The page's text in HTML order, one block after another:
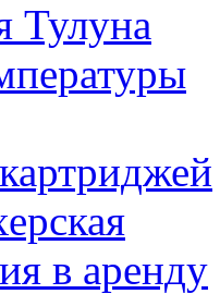
Тулуна
в аренду